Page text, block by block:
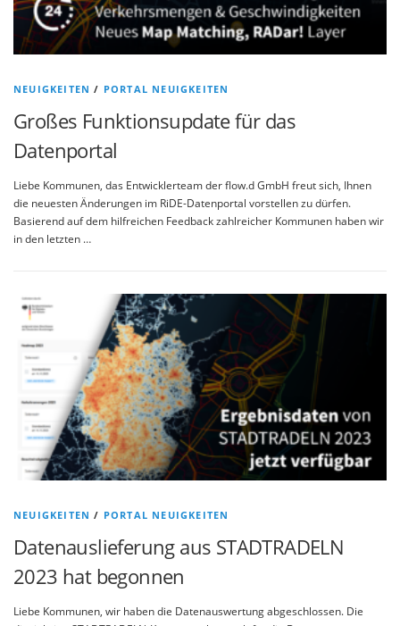
NEUIGKEITEN / PORTAL NEUIGKEITEN
Großes Funktionsupdate für das
Datenportal
Liebe Kommunen, das Entwicklerteam der flow.d GmbH freut sich, Ihnen
die neuesten Änderungen im RiDE-Datenportal vorstellen zu dürfen.
Basierend auf dem hilfreichen Feedback zahlreicher Kommunen haben wir
in den letzten …
NEUIGKEITEN / PORTAL NEUIGKEITEN
Datenauslieferung aus STADTRADELN
2023 hat begonnen
Liebe Kommunen, wir haben die Datenauswertung abgeschlossen. Die